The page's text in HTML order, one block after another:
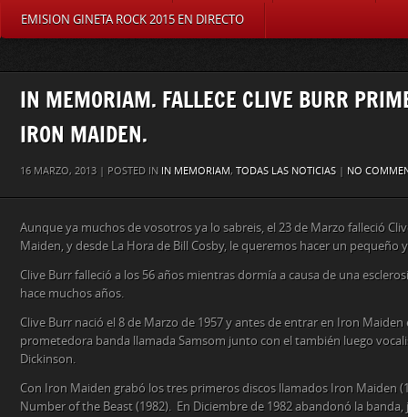
EMISION GINETA ROCK 2015 EN DIRECTO
IN MEMORIAM. FALLECE CLIVE BURR
IRON MAIDEN.
16 MARZO, 2013 | POSTED IN IN MEMORIAM, TODAS LAS NOTICIAS | NO
Aunque ya muchos de vosotros ya lo sabreis, el 23 de Marzo falleció
Maiden, y desde La Hora de Bill Cosby, le queremos hacer un pequeño
Clive Burr falleció a los 56 años mientras dormía a causa de una
hace muchos años.
Clive Burr nació el 8 de Marzo de 1957 y antes de entrar en Iron Maiden
prometedora banda llamada Samsom junto con el también luego
Dickinson.
Con Iron Maiden grabó los tres primeros discos llamados Iron Maiden
Number of the Beast (1982). En Diciembre de 1982 abandonó la